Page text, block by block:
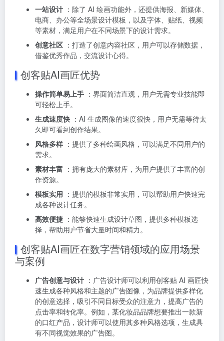
一站设计 ：除了 AI 绘画功能外，还提供海报、新媒体、
电商、办公等全场景设计模板，以及字体、贴纸、视频
等素材，满足用户在不同场景下的设计需求。
创意社区 ：打造了创意内容社区，用户可以存储数据，
借鉴优秀作品，交流设计心得。
创客贴AI画匠优势
操作简单易上手 ：界面简洁直观，用户无需专业技能即
可轻松上手。
生成速度快 ：AI 生成图像的速度很快，用户无需等待太
久即可看到创作结果。
风格多样 ：提供了多种绘画风格，可以满足不同用户的
需求。
素材丰富 ：拥有庞大的素材库，为用户提供了丰富的创
作资源。
模板实用 ：提供的模板非常实用，可以帮助用户快速完
成各种设计任务。
高效便捷 ：能够快速生成设计草图，提供多种模板选
择，帮助用户节省大量时间和精力。
创客贴AI画匠在数字营销领域的应用场景
与案例
广告创意与设计 ：广告设计师可以利用创客贴 AI 画匠快
速生成各种风格和主题的广告图像，为品牌提供多样化
的创意选择，吸引不同目标受众的注意力，提高广告的
点击率和转化率。例如，某化妆品品牌想要推出一款新
的口红产品，设计师可以使用其多种风格选项，生成具
有不同视觉效果的广告图。